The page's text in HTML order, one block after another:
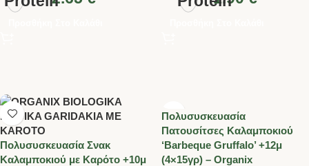
Πολυσυσκευασία Σνακ
Καλαμποκιού με Καρότο +10μ
Πολυσυσκευασία
Πατουσίτσες Καλαμποκιού
‘Barbeque Gruffalo’ +12μ
(4×15γρ) – Organix